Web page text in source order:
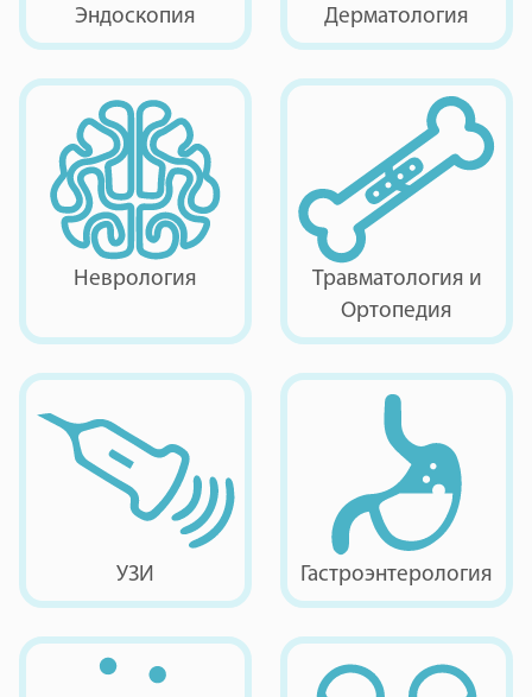
Эндоскопия Дерматология
Неврология
Травматология и
Ортопедия
УЗИ Гастроэнтерология